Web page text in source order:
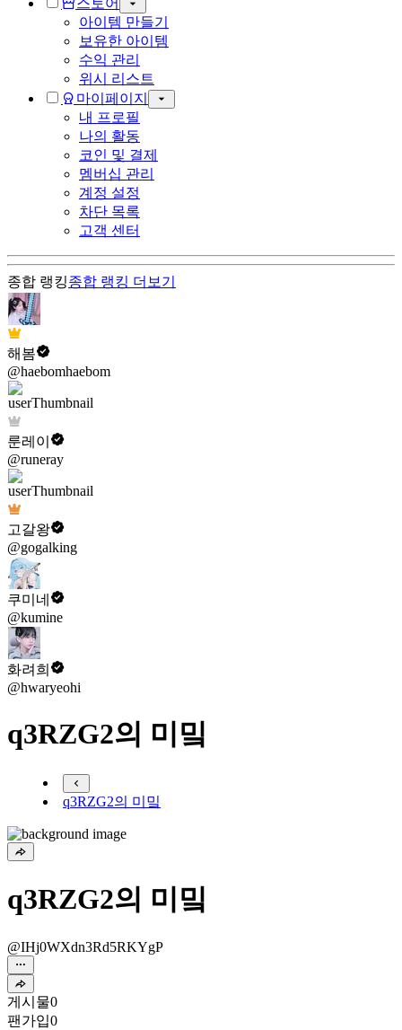
스토어
아이템 만들기
보유한 아이템
수익 관리
위시 리스트
마이페이지
내 프로필
나의 활동
코인 및 결제
멤버십 관리
계정 설정
차단 목록
고객 센터
종합 랭킹종합 랭킹 더보기
해봄
@haebomhaebom
룬레이
@runeray
고갈왕
@gogalking
쿠미네
@kumine
화려희
@hwaryeohi
q3RZG2의 미밐
q3RZG2의 미밐
q3RZG2의 미밐
@IHj0WXdn3Rd5RKYgP
게시물0
팬가입0